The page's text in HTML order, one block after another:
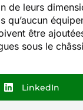
de leurs
être
sous le
LinkedIn